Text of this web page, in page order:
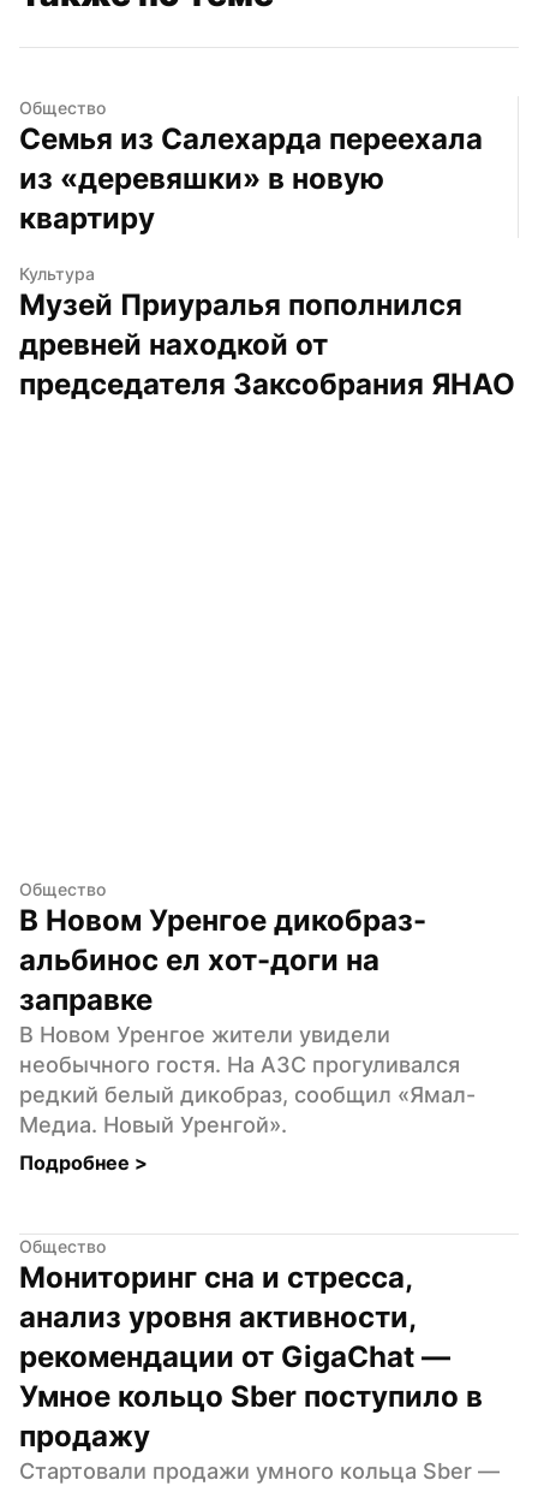
Общество
Семья из Салехарда переехала
из «деревяшки» в новую
квартиру
Культура
Музей Приуралья пополнился
древней находкой от
председателя Заксобрания ЯНАО
Общество
В Новом Уренгое дикобраз-
альбинос ел хот-доги на
заправке
В Новом Уренгое жители увидели
необычного гостя. На АЗС прогуливался
редкий белый дикобраз, сообщил «Ямал-
Медиа. Новый Уренгой».
Подробнее >
Общество
Мониторинг сна и стресса,
анализ уровня активности,
рекомендации от GigaChat —
Умное кольцо Sber поступило в
продажу
Стартовали продажи умного кольца Sber —